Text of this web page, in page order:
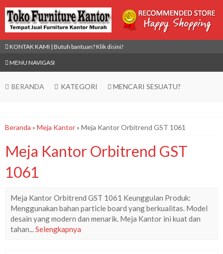
KONTAK KAMI | Butuh bantuan? Klik disini!
MENU NAVIGASI
BERANDA KATEGORI MENCARI SESUATU?
Beranda » Meja Kantor» Meja Kantor Orbitrend GST 1061
Meja Kantor Orbitrend GST
1061
Meja Kantor Orbitrend GST 1061 Keunggulan Produk:
Menggunakan bahan particle board yang berkualitas. Model
desain yang modern dan menarik. Meja Kantor ini kuat dan
tahan...Selengkapnya